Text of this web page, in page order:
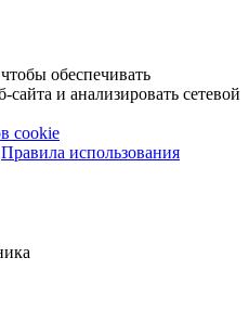
обеспечивать
и анализировать сетевой
cookie
Правила использования